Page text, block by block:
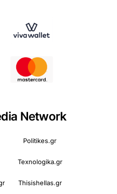
Network
Politikes.gr
Texnologika.gr
Thisishellas.gr